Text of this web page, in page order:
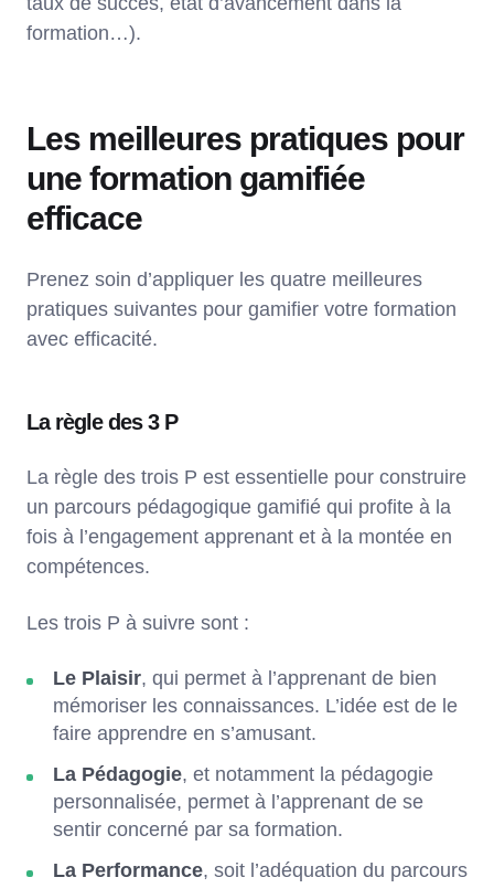
formation…).
Les meilleures pratiques pour
une formation gamifiée
efficace
Prenez soin d’appliquer les quatre meilleures
pratiques suivantes pour gamifier votre formation
avec efficacité.
La règle des 3 P
La règle des trois P est essentielle pour construire
un parcours pédagogique gamifié qui profite à la
fois à l’engagement apprenant et à la montée en
compétences.
Les trois P à suivre sont :
Le Plaisir, qui permet à l’apprenant de bien
mémoriser les connaissances. L’idée est de le
faire apprendre en s’amusant.
La Pédagogie, et notamment la pédagogie
personnalisée, permet à l’apprenant de se
sentir concerné par sa formation.
La Performance, soit l’adéquation du parcours